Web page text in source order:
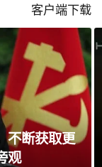
客户端下载
不断获取更
观